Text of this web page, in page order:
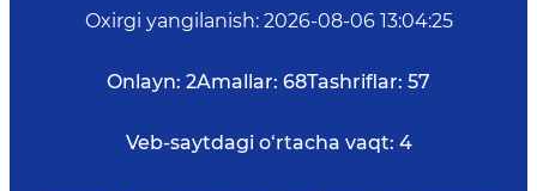
Oxirgi yangilanish: 2026-08-06 13:04:25
Onlayn: 2Amallar: 68Tashriflar: 57
Veb-saytdagi o‘rtacha vaqt: 4